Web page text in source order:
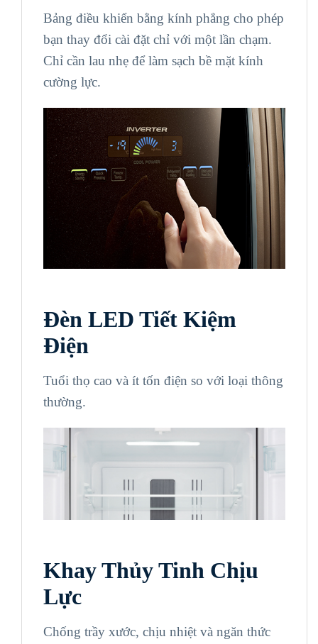
Bảng điều khiển bằng kính phẳng cho phép
bạn thay đổi cài đặt chỉ với một lần chạm.
Chỉ cần lau nhẹ để làm sạch bề mặt kính
cường lực.
Đèn LED Tiết Kiệm
Điện
Tuổi thọ cao và ít tốn điện so với loại thông
thường.
Khay Thủy Tinh Chịu
Lực
Chống trầy xước, chịu nhiệt và ngăn thức